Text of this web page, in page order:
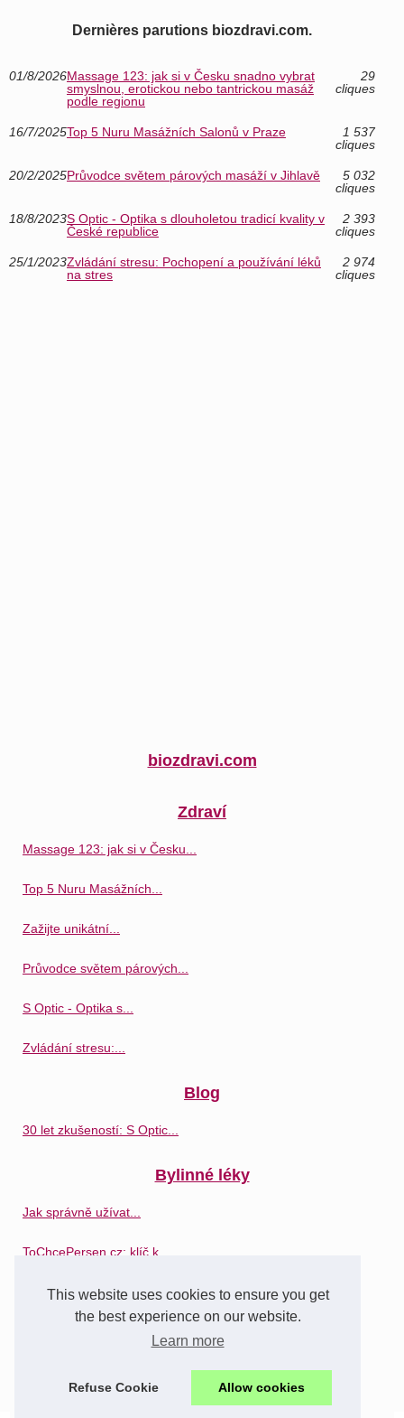
This website uses cookies to ensure you get
the best experience on our website.
Learn more
Refuse Cookie Allow cookies
Dernières parutions biozdravi.com.
01/8/2026Massage 123: jak si v Česku snadno vybrat
smyslnou, erotickou nebo tantrickou masáž
podle regionu
29
cliques
16/7/2025Top 5 Nuru Masážních Salonů v Praze
1 537
cliques
20/2/2025Průvodce světem párových masáží v Jihlavě
5 032
cliques
18/8/2023S Optic - Optika s dlouholetou tradicí kvality v
České republice
2 393
cliques
25/1/2023Zvládání stresu: Pochopení a používání léků
na stres
2 974
cliques
biozdravi.com
Zdraví
Massage 123: jak si v Česku...
Top 5 Nuru Masážních...
Zažijte unikátní...
Průvodce světem párových...
S Optic - Optika s...
Zvládání stresu:...
Blog
30 let zkušeností: S Optic...
Bylinné léky
Jak správně užívat...
ToChcePersen.cz: klíč k...
Síla bylinné medicíny:...
Léky